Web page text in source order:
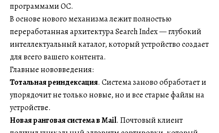
программами ОС.
В основе нового механизма лежит полностью
переработанная архитектура Search Index — глубокий
интеллектуальный каталог, который устройство создает
для всего вашего контента.
Главные нововведения:
Тотальная реиндексация. Система заново обработает и
упорядочит не только новые, но и все старые файлы на
устройстве.
Новая ранговая система в Mail. Почтовый клиент